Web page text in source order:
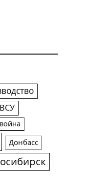
ВСУ
Донбасс